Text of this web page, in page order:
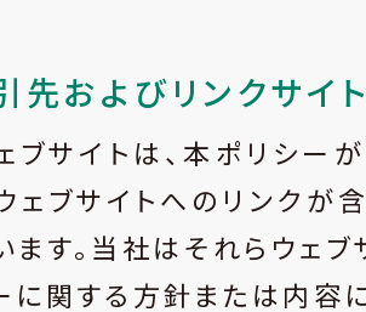
先およびリンクサイ
ブサイトは、本ポリシー
ェブサイトへのリンクが
ます。当社はそれらウェブ
に関する方針または内容